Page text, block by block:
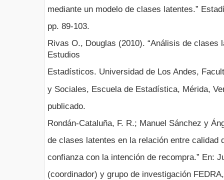
mediante un modelo de clases latentes.”
pp. 89-103.
Rivas O., Douglas (2010). “Análisis de clases
Estudios
Estadísticos. Universidad de Los Andes,
y Sociales, Escuela de Estadística, Mérida,
publicado.
Rondán-Cataluña, F. R.; Manuel Sánchez y
de clases latentes en la relación entre calidad
confianza con la intención de recompra.” En:
(coordinador) y grupo de investigación